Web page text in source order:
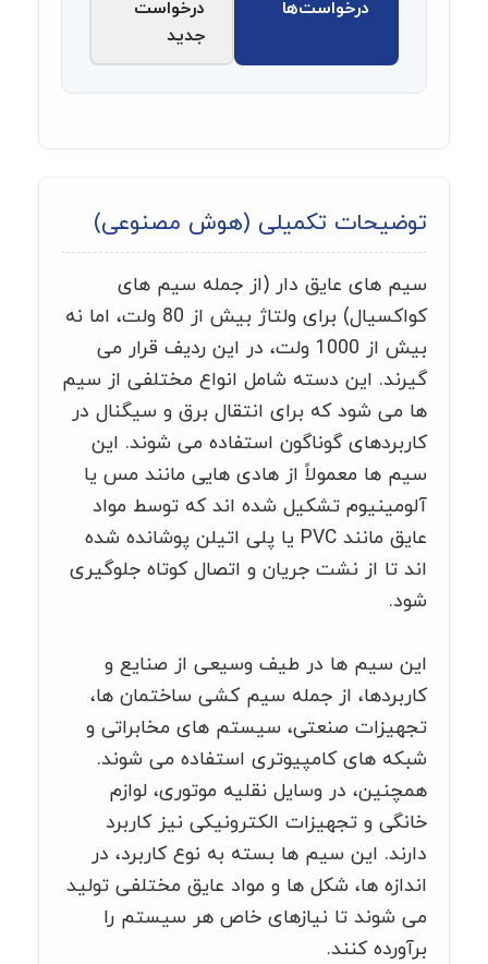
درخواست‌ها
درخواست
جدید
توضیحات تکمیلی (هوش مصنوعی)
سیم های عایق دار (از جمله سیم های
کواکسیال) برای ولتاژ بیش از 80 ولت، اما نه
بیش از 1000 ولت، در این ردیف قرار می
گیرند. این دسته شامل انواع مختلفی از سیم
ها می شود که برای انتقال برق و سیگنال در
کاربردهای گوناگون استفاده می شوند. این
سیم ها معمولاً از هادی هایی مانند مس یا
آلومینیوم تشکیل شده اند که توسط مواد
عایق مانند PVC یا پلی اتیلن پوشانده شده
اند تا از نشت جریان و اتصال کوتاه جلوگیری
شود.
این سیم ها در طیف وسیعی از صنایع و
کاربردها، از جمله سیم کشی ساختمان ها،
تجهیزات صنعتی، سیستم های مخابراتی و
شبکه های کامپیوتری استفاده می شوند.
همچنین، در وسایل نقلیه موتوری، لوازم
خانگی و تجهیزات الکترونیکی نیز کاربرد
دارند. این سیم ها بسته به نوع کاربرد، در
اندازه ها، شکل ها و مواد عایق مختلفی تولید
می شوند تا نیازهای خاص هر سیستم را
برآورده کنند.